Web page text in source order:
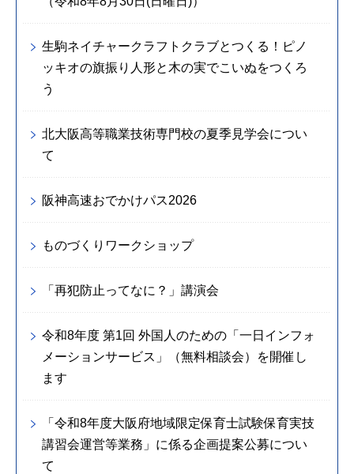
生駒ネイチャークラフトクラブとつくる！ピノ
ッキオの旗振り人形と木の実でこいぬをつくろ
う
北大阪高等職業技術専門校の夏季見学会につい
て
阪神高速おでかけパス2026
ものづくりワークショップ
「再犯防止ってなに？」講演会
令和8年度 第1回 外国人のための「一日インフォ
メーションサービス」（無料相談会）を開催し
ます
「令和8年度大阪府地域限定保育士試験保育実技
講習会運営等業務」に係る企画提案公募につい
て